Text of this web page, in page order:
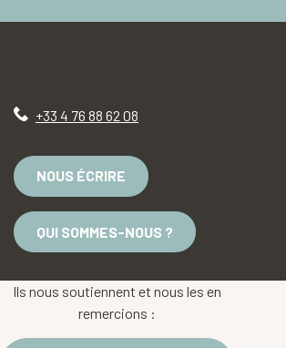
+33 4 76 88 62 08
NOUS ÉCRIRE
QUI SOMMES-NOUS ?
Ils nous soutiennent et nous les en
remercions :